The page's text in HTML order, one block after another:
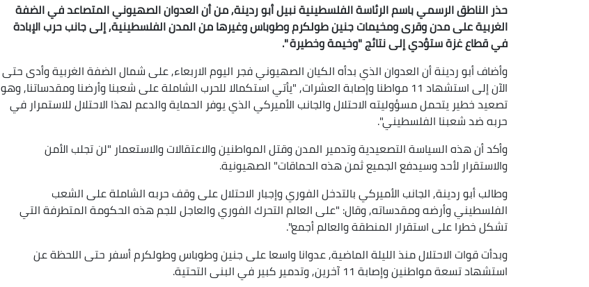
حذر الناطق الرسمي باسم الرئاسة الفلسطينية نبيل أبو ردينة, من أن العدوان الصهيوني المتصاعد في الضفة
الغربية على مدن وقرى ومخيمات جنين طولكرم وطوباس وغيرها من المدن الفلسطينية, إلى جانب حرب الإبادة
في قطاع غزة ستؤدي إلى نتائج "وخيمة وخطيرة ".
وأضاف أبو ردينة أن العدوان الذي بدأه الكيان الصهيوني فجر اليوم الاربعاء, على شمال الضفة الغربية وأدى حتى
الآن إلى استشهاد 11 مواطنا وإصابة العشرات, "يأتي استكمالا للحرب الشاملة على شعبنا وأرضنا ومقدساتنا, وهو
تصعيد خطير يتحمل مسؤوليته الاحتلال والجانب الأميركي الذي يوفر الحماية والدعم لهذا الاحتلال للاستمرار في
حربه ضد شعبنا الفلسطيني".
وأكد أن هذه السياسة التصعيدية وتدمير المدن وقتل المواطنين والاعتقالات والاستعمار "لن تجلب الأمن
والاستقرار لأحد وسيدفع الجميع ثمن هذه الحماقات" الصهيونية.
وطالب أبو ردينة, الجانب الأميركي بالتدخل الفوري وإجبار الاحتلال على وقف حربه الشاملة على الشعب
الفلسطيني وأرضه ومقدساته, وقال: "على العالم التحرك الفوري والعاجل للجم هذه الحكومة المتطرفة التي
تشكل خطرا على استقرار المنطقة والعالم أجمع".
وبدأت قوات الاحتلال منذ الليلة الماضية, عدوانا واسعا على جنين وطوباس وطولكرم أسفر حتى اللحظة عن
استشهاد تسعة مواطنين وإصابة 11 آخرين, وتدمير كبير في البنى التحتية.